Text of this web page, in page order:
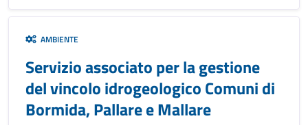
AMBIENTE
Servizio associato per la gestione
del vincolo idrogeologico Comuni di
Bormida, Pallare e Mallare